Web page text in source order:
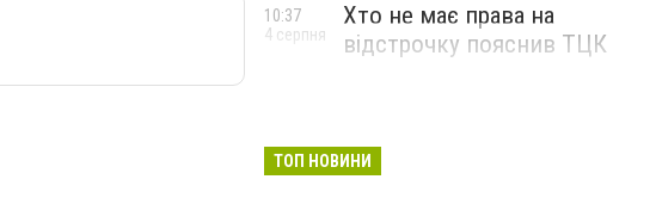
Хто не має права на
відстрочку пояснив ТЦК
10:37
4 серпня
ТОП НОВИНИ